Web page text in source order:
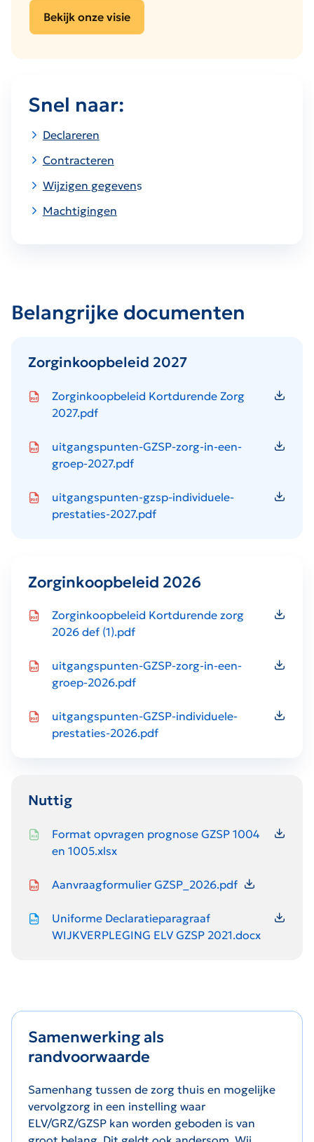
Bekijk onze visie
Snel naar:
Declareren
Contracteren
Wijzigen gegevens
Machtigingen
Belangrijke documenten
Zorginkoopbeleid 2027
Icon file type-pdfZorginkoopbeleid Kortdurende Zorg
2027.pdf
Icon file type-pdf
uitgangspunten-GZSP-zorg-in-een-
groep-2027.pdf
Icon file type-pdf
uitgangspunten-gzsp-individuele-
prestaties-2027.pdf
Zorginkoopbeleid 2026
Icon file type-pdfZorginkoopbeleid Kortdurende zorg
2026 def (1).pdf
Icon file type-pdf
uitgangspunten-GZSP-zorg-in-een-
groep-2026.pdf
Icon file type-pdf
uitgangspunten-GZSP-individuele-
prestaties-2026.pdf
Nuttig
Icon file type-xlsFormat opvragen prognose GZSP 1004
en 1005.xlsx
Icon file type-pdfAanvraagformulier GZSP_2026.pdf
Icon file type-docUniforme Declaratieparagraaf
WIJKVERPLEGING ELV GZSP 2021.docx
Samenwerking als
randvoorwaarde
Samenhang tussen de zorg thuis en mogelijke
vervolgzorg in een instelling waar
ELV/GRZ/GZSP kan worden geboden is van